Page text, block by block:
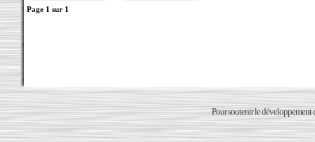
Page 1 sur 1
Pour soutenir le développement